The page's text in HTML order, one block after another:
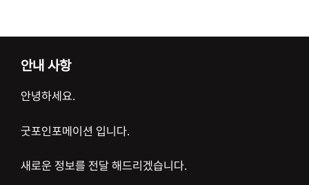
안내 사항
안녕하세요.
굿포인포메이션 입니다.
새로운 정보를 전달 해드리겠습니다.